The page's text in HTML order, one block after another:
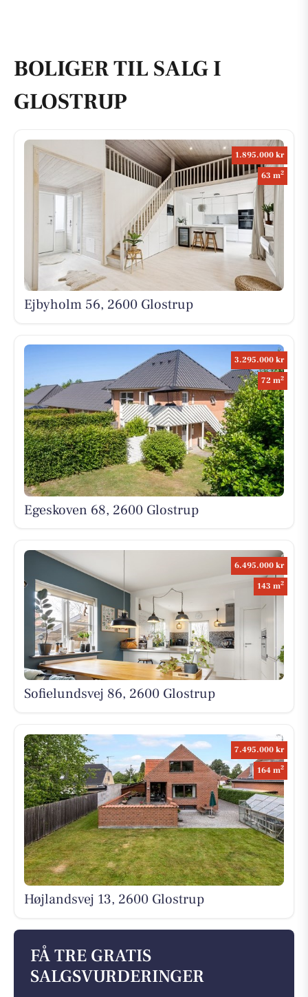
BOLIGER TIL SALG I
GLOSTRUP
1.895.000 kr
63 m2
Ejbyholm 56, 2600 Glostrup
3.295.000 kr
72 m2
Egeskoven 68, 2600 Glostrup
6.495.000 kr
143 m2
Sofielundsvej 86, 2600 Glostrup
7.495.000 kr
164 m2
Højlandsvej 13, 2600 Glostrup
FÅ TRE GRATIS
SALGSVURDERINGER